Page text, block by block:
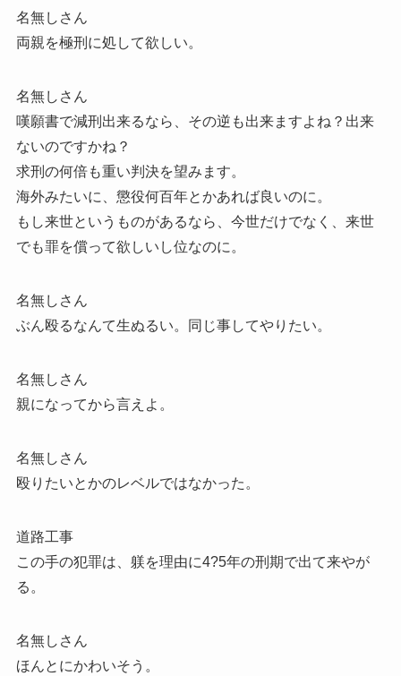
名無しさん
両親を極刑に処して欲しい。
名無しさん
嘆願書で減刑出来るなら、その逆も出来ますよね？出来
ないのですかね？
求刑の何倍も重い判決を望みます。
海外みたいに、懲役何百年とかあれば良いのに。
もし来世というものがあるなら、今世だけでなく、来世
でも罪を償って欲しいし位なのに。
名無しさん
ぶん殴るなんて生ぬるい。同じ事してやりたい。
名無しさん
親になってから言えよ。
名無しさん
殴りたいとかのレベルではなかった。
道路工事
この手の犯罪は、躾を理由に4?5年の刑期で出て来やが
る。
名無しさん
ほんとにかわいそう。